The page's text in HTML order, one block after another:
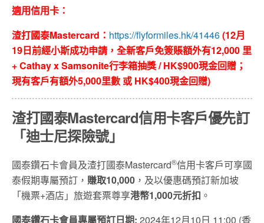
適用信用卡：
渣打國泰Mastercard： https://flyformiles.hk/41446(12月
19日前經小斯成功申請，全新客戶免簽賬額外有12,000 里
+ Cathay x Samsonite行李箱抽獎 / HK$900現金回贈；
現有客戶有額外5,000里數 或 HK$400現金回贈)
渣打國泰Mastercard信用卡客戶優先訂
「迪士尼探險號」
國泰鑽石卡會員及渣打國泰Mastercard®信用卡客戶可享國
泰假期專屬預訂， 賺取10,000 ，及以優惠碼預訂新加坡
「機票+酒店」旅遊套票尊享港幣1,000元折扣 。
國泰鑽石卡會員專屬預訂日期: 2024年12月10日 11:00 (香